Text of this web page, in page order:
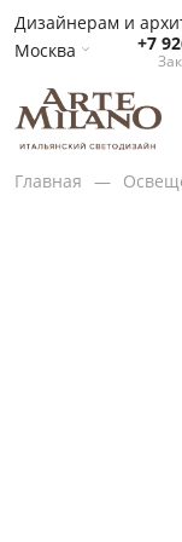
Дизайнерам и
Москва
+7
Главная